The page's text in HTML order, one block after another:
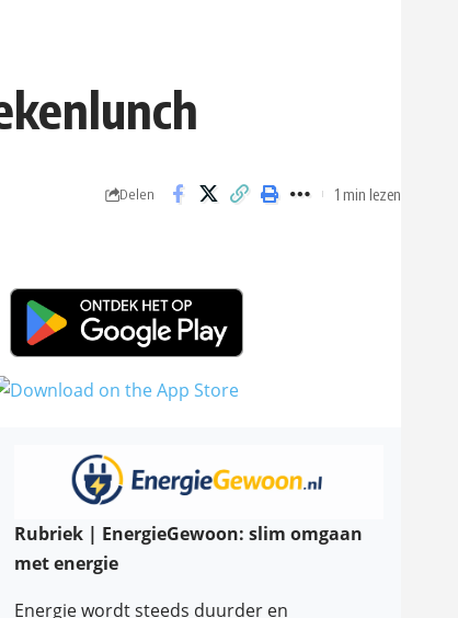
Delen 1 min lezen
Rubriek | EnergieGewoon: slim omgaan
met energie
Energie wordt steeds duurder en